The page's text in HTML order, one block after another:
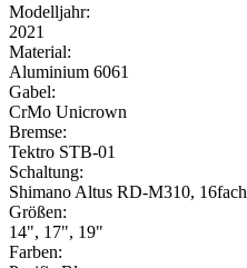
Modelljahr:
2021
Material:
Aluminium 6061
Gabel:
CrMo Unicrown
Bremse:
Tektro STB-01
Schaltung:
Shimano Altus RD-M310, 16fach
Größen:
14", 17", 19"
Farben: